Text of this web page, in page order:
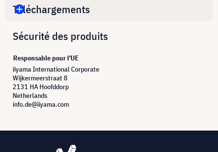
Téléchargements
Sécurité des produits
Responsable pour l'UE
iiyama International Corporate
Wijkermeerstraat 8
2131 HA Hoofddorp
Netherlands
info.de@iiyama.com